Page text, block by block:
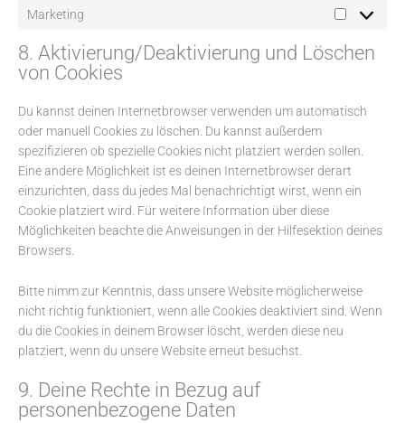
Marketing
8. Aktivierung/Deaktivierung und Löschen
von Cookies
Du kannst deinen Internetbrowser verwenden um automatisch
oder manuell Cookies zu löschen. Du kannst außerdem
spezifizieren ob spezielle Cookies nicht platziert werden sollen.
Eine andere Möglichkeit ist es deinen Internetbrowser derart
einzurichten, dass du jedes Mal benachrichtigt wirst, wenn ein
Cookie platziert wird. Für weitere Information über diese
Möglichkeiten beachte die Anweisungen in der Hilfesektion deines
Browsers.
Bitte nimm zur Kenntnis, dass unsere Website möglicherweise
nicht richtig funktioniert, wenn alle Cookies deaktiviert sind. Wenn
du die Cookies in deinem Browser löscht, werden diese neu
platziert, wenn du unsere Website erneut besuchst.
9. Deine Rechte in Bezug auf
personenbezogene Daten